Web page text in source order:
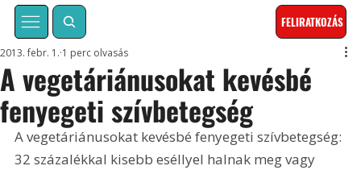
FELIRATKOZÁS
A vegetáriánusokat kevésbé
fenyegeti szívbetegség
2013. febr. 1. 1 perc olvasás
A vegetáriánusokat kevésbé fenyegeti szívbetegség:
32 százalékkal kisebb eséllyel halnak meg vagy